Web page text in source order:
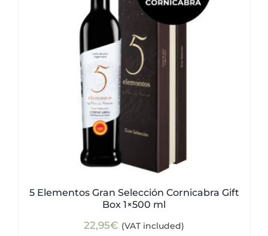
5 Elementos Gran Selección Cornicabra Gift
Box 1×500 ml
22,95€ (VAT included)